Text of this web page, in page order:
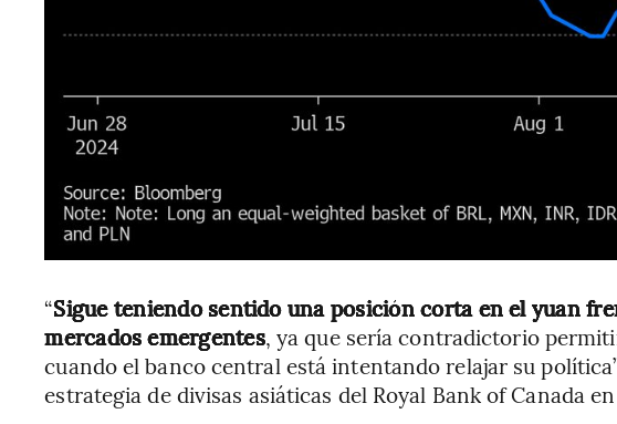
“Sigue teniendo sentido una posición corta en el yuan
mercados emergentes, ya que sería contradictorio
cuando el banco central está intentando relajar su
estrategia de divisas asiáticas del Royal Bank of Canada